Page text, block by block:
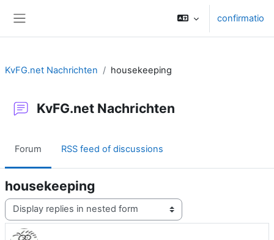
confirmatio
KvFG.net Nachrichten housekeeping
KvFG.net Nachrichten
Forum RSS feed of discussions
housekeeping
Display mode